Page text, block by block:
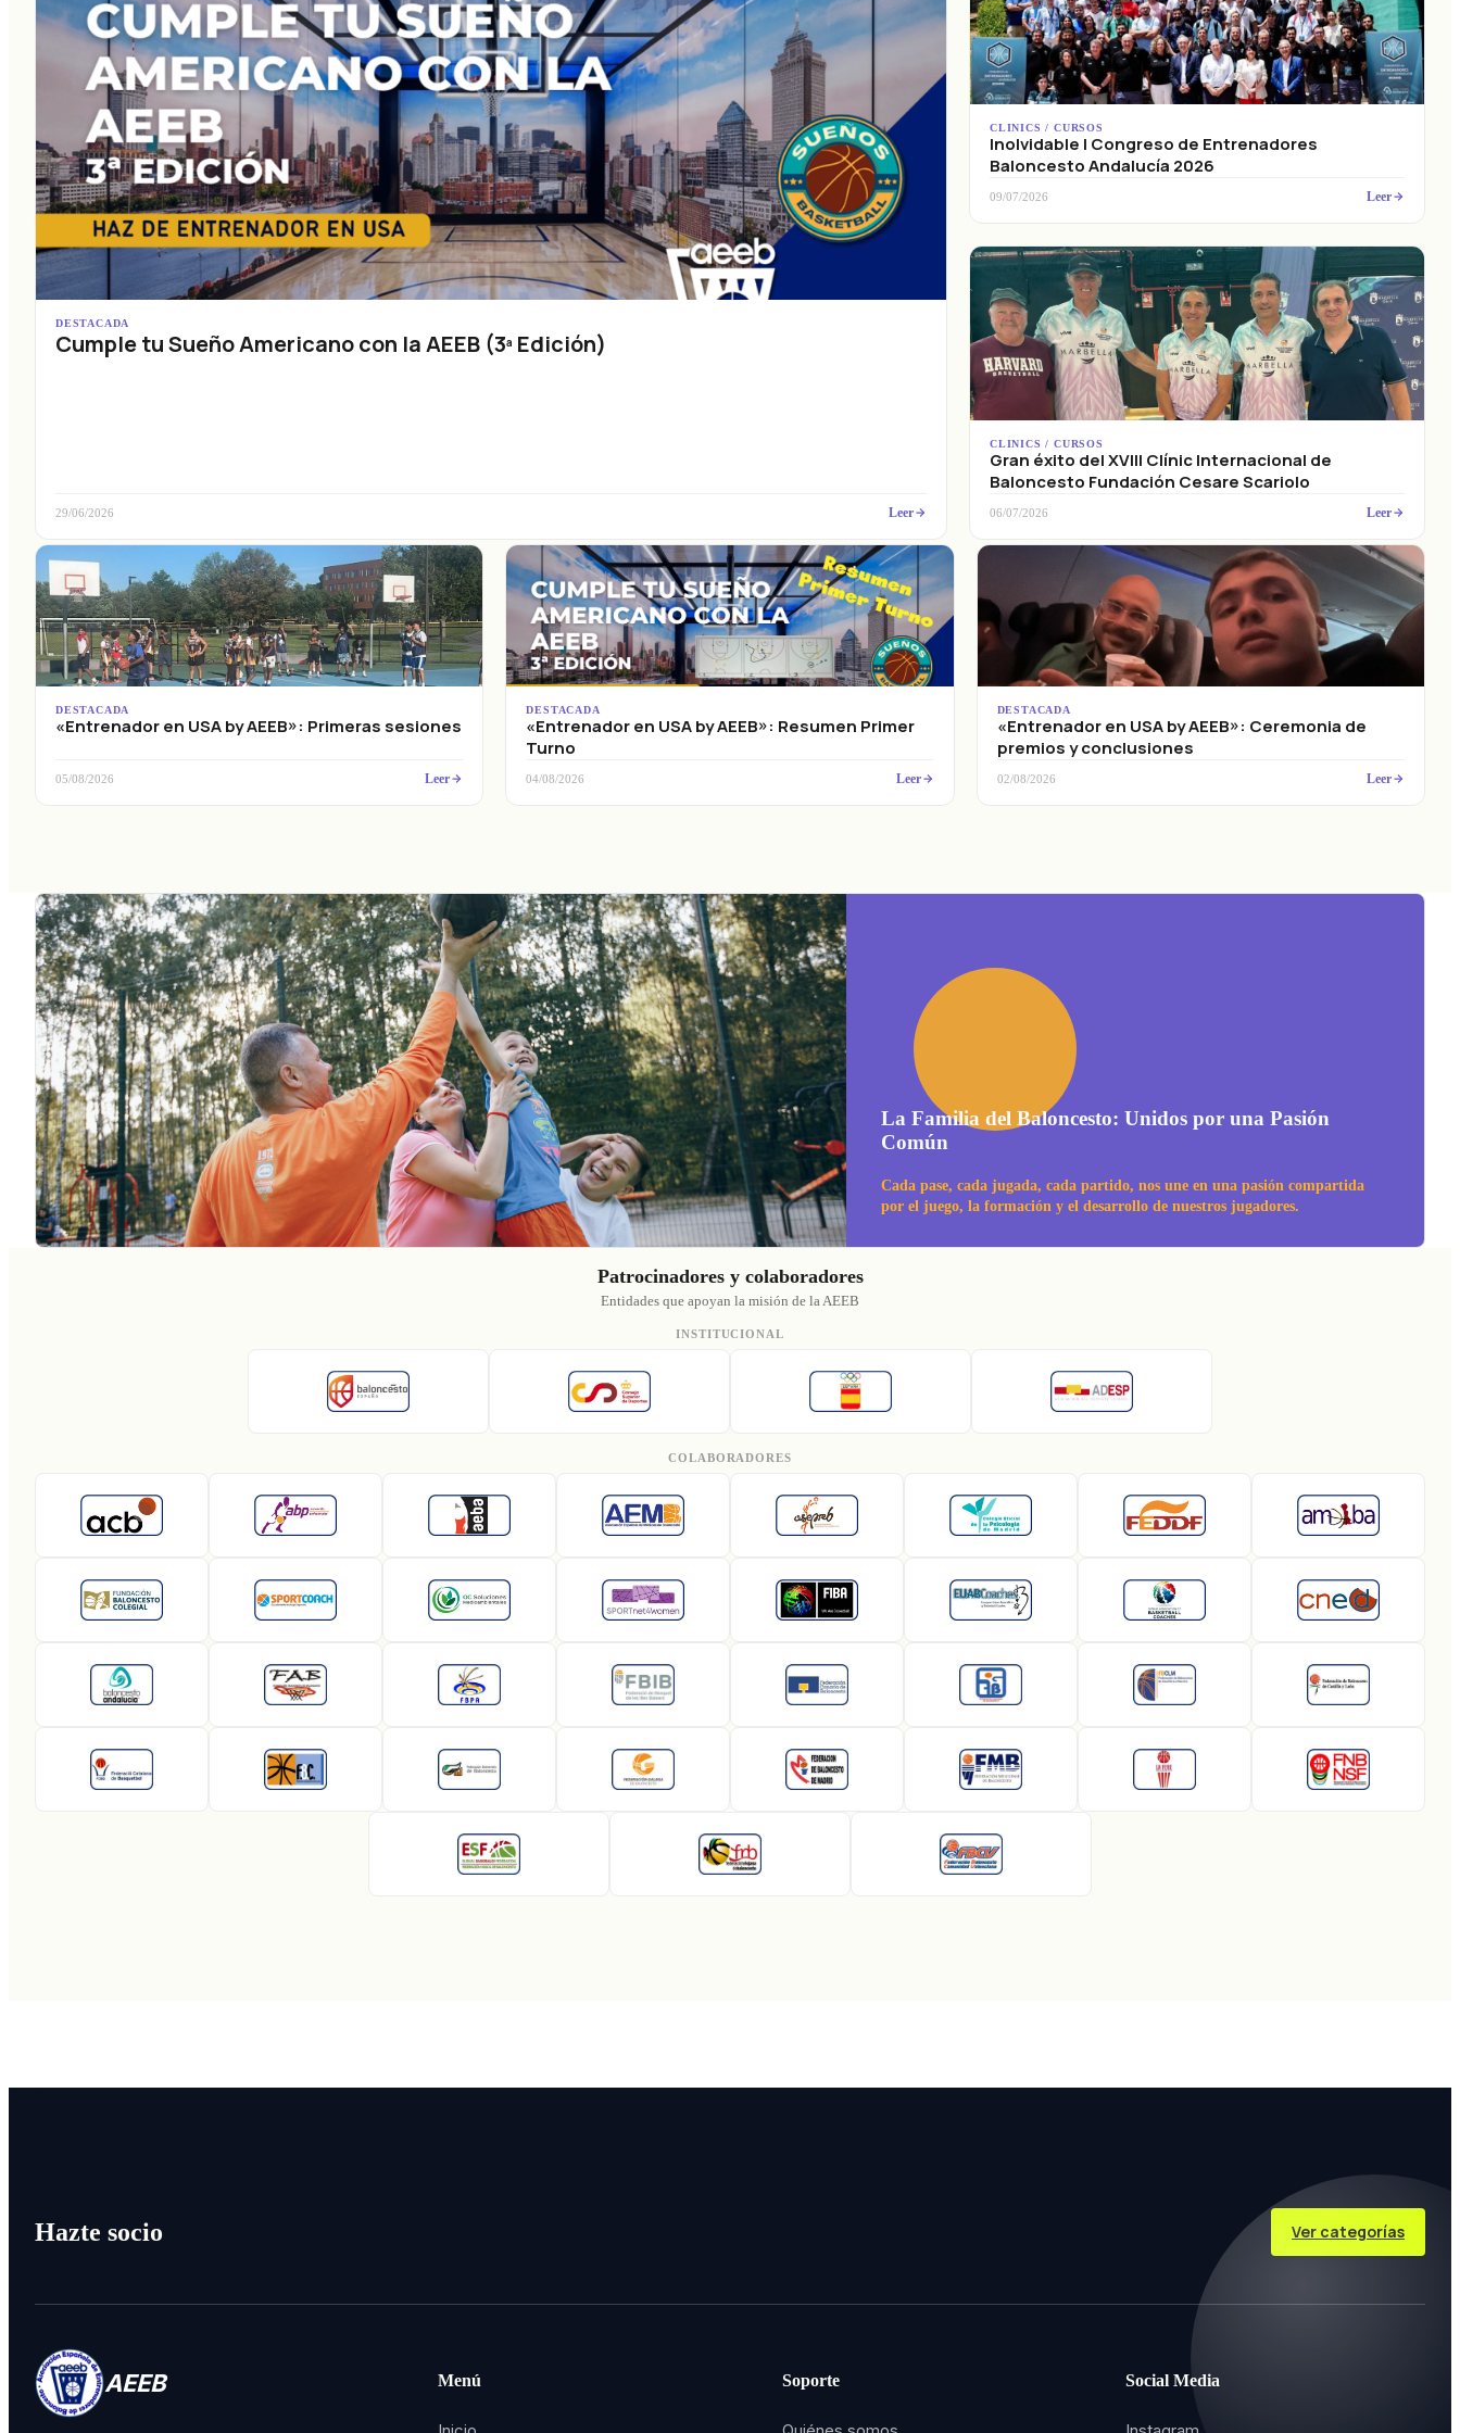
DESTACADA
Cumple tu Sueño Americano con la AEEB (3ª Edición)
29/06/2026 Leer
CLINICS / CURSOS
Inolvidable I Congreso de Entrenadores
Baloncesto Andalucía 2026
09/07/2026 Leer
CLINICS / CURSOS
Gran éxito del XVIII Clínic Internacional de
Baloncesto Fundación Cesare Scariolo
06/07/2026 Leer
DESTACADA
«Entrenador en USA by AEEB»: Primeras sesiones
05/08/2026 Leer
DESTACADA
«Entrenador en USA by AEEB»: Resumen Primer
Turno
04/08/2026 Leer
DESTACADA
«Entrenador en USA by AEEB»: Ceremonia de
premios y conclusiones
02/08/2026 Leer
La Familia del Baloncesto: Unidos por una Pasión
Común
Cada pase, cada jugada, cada partido, nos une en una pasión compartida
por el juego, la formación y el desarrollo de nuestros jugadores.
Patrocinadores y colaboradores
Entidades que apoyan la misión de la AEEB
INSTITUCIONAL
COLABORADORES
Hazte socio Ver categorías
AEEB Menú Soporte Social Media